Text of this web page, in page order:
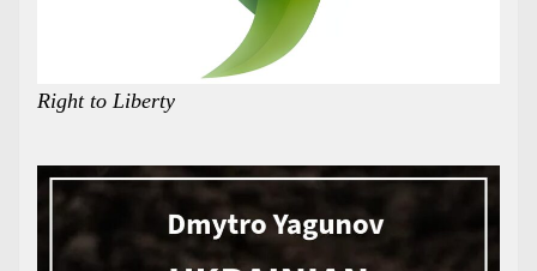
Right to Liberty